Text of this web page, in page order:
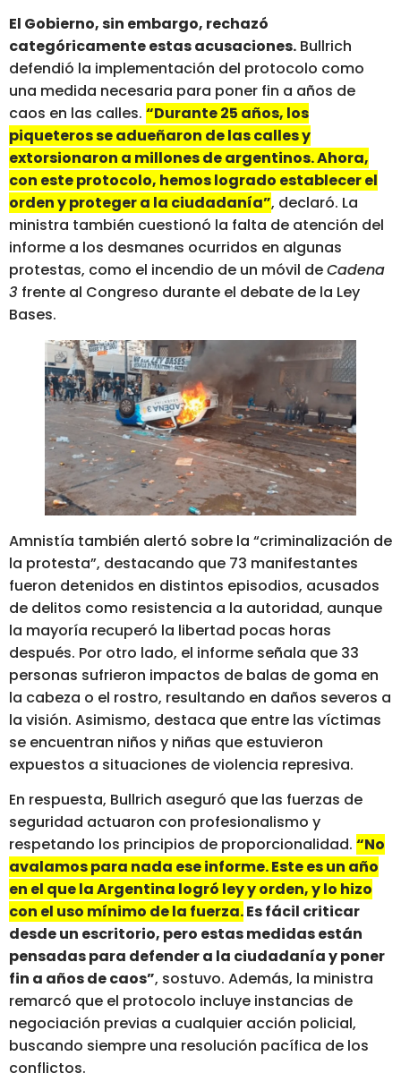
El Gobierno, sin embargo, rechazó
categóricamente estas acusaciones. Bullrich
defendió la implementación del protocolo como
una medida necesaria para poner fin a años de
caos en las calles. “Durante 25 años, los
piqueteros se adueñaron de las calles y
extorsionaron a millones de argentinos. Ahora,
con este protocolo, hemos logrado establecer el
orden y proteger a la ciudadanía”, declaró. La
ministra también cuestionó la falta de atención del
informe a los desmanes ocurridos en algunas
protestas, como el incendio de un móvil deCadena
3 frente al Congreso durante el debate de la Ley
Bases.
Amnistía también alertó sobre la “criminalización de
la protesta”, destacando que 73 manifestantes
fueron detenidos en distintos episodios, acusados
de delitos como resistencia a la autoridad, aunque
la mayoría recuperó la libertad pocas horas
después. Por otro lado, el informe señala que 33
personas sufrieron impactos de balas de goma en
la cabeza o el rostro, resultando en daños severos a
la visión. Asimismo, destaca que entre las víctimas
se encuentran niños y niñas que estuvieron
expuestos a situaciones de violencia represiva.
En respuesta, Bullrich aseguró que las fuerzas de
seguridad actuaron con profesionalismo y
respetando los principios de proporcionalidad. “No
avalamos para nada ese informe. Este es un año
en el que la Argentina logró ley y orden, y lo hizo
con el uso mínimo de la fuerza.Es fácil criticar
desde un escritorio, pero estas medidas están
pensadas para defender a la ciudadanía y poner
fin a años de caos”, sostuvo. Además, la ministra
remarcó que el protocolo incluye instancias de
negociación previas a cualquier acción policial,
buscando siempre una resolución pacífica de los
conflictos.